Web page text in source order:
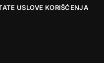
USLOVE KORIŠĆENJA